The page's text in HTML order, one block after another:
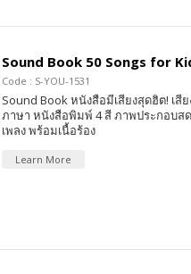
Sound Book 50 Songs for
Code : S-YOU-1531
Sound Book หนังสือมีเสียงสุดฮิต! เสีย
ภาษา หนังสือพิมพ์ 4 สี ภาพประกอบสด
เพลง พร้อมเนื้อร้อง
Learn More